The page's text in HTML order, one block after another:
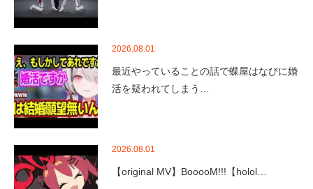
2026.08.01
最近やっていることの話で蝶屋はなびに婚
活を疑われてしまう…
2026.08.01
【original MV】BooooM!!!【holol…